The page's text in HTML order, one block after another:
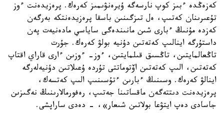
كەزەڭدە ءبىز كوپ نارسەگە ۇيرەنۋىمىز كەرەك. پرەزيدەنت ءوز
تۇعىرىنان كەتىپ، ەل تىزگىنىن باسقا پرەزيدەنتكە بەرگەن
كەزدە مۇنىڭ ءبارى شىن مانىندەگى ساياسي مادەنيەت پەن
داستۇرگە اينالىپ كەتەتىن دۇنيە بولۋ كەرەك. جۇرت
تاڭعالمايتىن، تاڭسىق قىلمايتىن، ءوز- ءوزىن ءارى قاراي اقتاپ
كەتەتىن، الىپ كەتەتىن اۆتوماتتى تۇردە ۇعىلاتىن دۇنيەلەرگە
اينالۋ كەرەك. وسىنىڭ ءبارىن ءتۇسىنىپ الىپ كەتسەك،
پرەزيدەنت دىتتەگەن ماقساتىنا جەتىپ، رەفورمالارىنىڭ نەگىزىن
جاسادى دەپ ايتۋعا بولاتىن شىعار»، - دەدى ساراپشى.